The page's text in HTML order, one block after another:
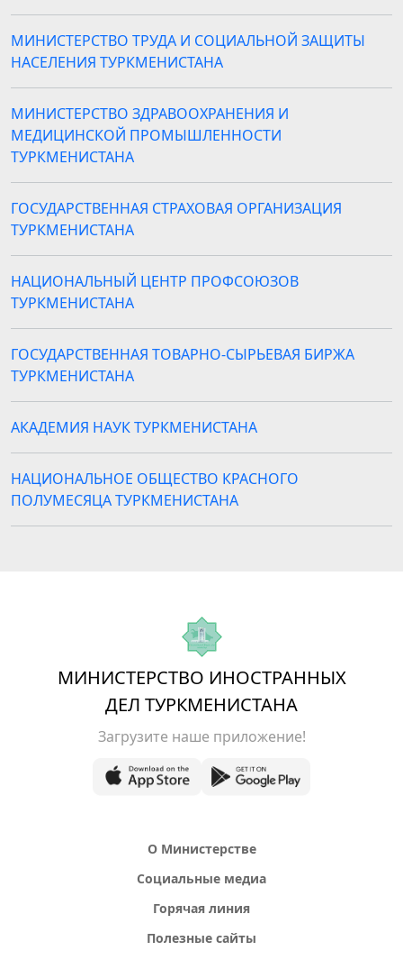
МИНИСТЕРСТВО ТРУДА И СОЦИАЛЬНОЙ ЗАЩИТЫ
НАСЕЛЕНИЯ ТУРКМЕНИСТАНА
МИНИСТЕРСТВО ЗДРАВООХРАНЕНИЯ И
МЕДИЦИНСКОЙ ПРОМЫШЛЕННОСТИ
ТУРКМЕНИСТАНА
ГОСУДАРСТВЕННАЯ СТРАХОВАЯ ОРГАНИЗАЦИЯ
ТУРКМЕНИСТАНА
НАЦИОНАЛЬНЫЙ ЦЕНТР ПРОФСОЮЗОВ
ТУРКМЕНИСТАНА
ГОСУДАРСТВЕННАЯ ТОВАРНО-СЫРЬЕВАЯ БИРЖА
ТУРКМЕНИСТАНА
АКАДЕМИЯ НАУК ТУРКМЕНИСТАНА
НАЦИОНАЛЬНОЕ ОБЩЕСТВО КРАСНОГО
ПОЛУМЕСЯЦА ТУРКМЕНИСТАНА
МИНИСТЕРСТВО ИНОСТРАННЫХ
ДЕЛ ТУРКМЕНИСТАНА
Загрузите наше приложение!
О Министерстве
Социальные медиа
Горячая линия
Полезные сайты